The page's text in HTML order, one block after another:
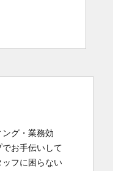
グ・業務効
お手伝いして
フに困らない